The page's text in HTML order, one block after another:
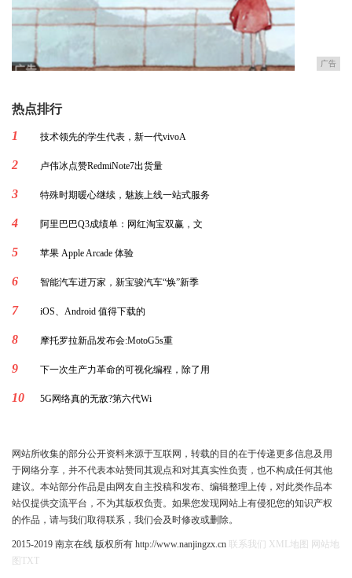
广告
热点排行
1
技术领先的学生代表，新一代vivoA
2 卢伟冰点赞RedmiNote7出货量
3 特殊时期暖心继续，魅族上线一站式服务
4 阿里巴巴Q3成绩单：网红淘宝双赢，文
5 苹果 Apple Arcade 体验
6 智能汽车进万家，新宝骏汽车“焕”新季
7 iOS、Android 值得下载的
8 摩托罗拉新品发布会:MotoG5s重
9 下一次生产力革命的可视化编程，除了用
10 5G网络真的无敌?第六代Wi
网站所收集的部分公开资料来源于互联网，转载的目的在于传递更多信息及用
于网络分享，并不代表本站赞同其观点和对其真实性负责，也不构成任何其他
建议。本站部分作品是由网友自主投稿和发布、编辑整理上传，对此类作品本
站仅提供交流平台，不为其版权负责。如果您发现网站上有侵犯您的知识产权
的作品，请与我们取得联系，我们会及时修改或删除。
2015-2019 南京在线 版权所有 http://www.nanjingzx.cn 联系我们 XML地图
网站地
图
TXT